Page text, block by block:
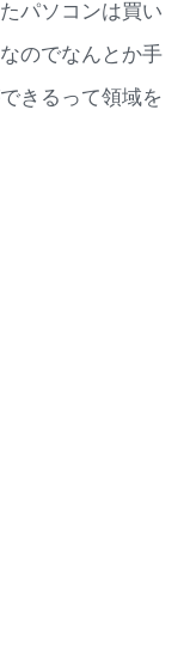
パソコンは買い
のでなんとか手
きるって領域を